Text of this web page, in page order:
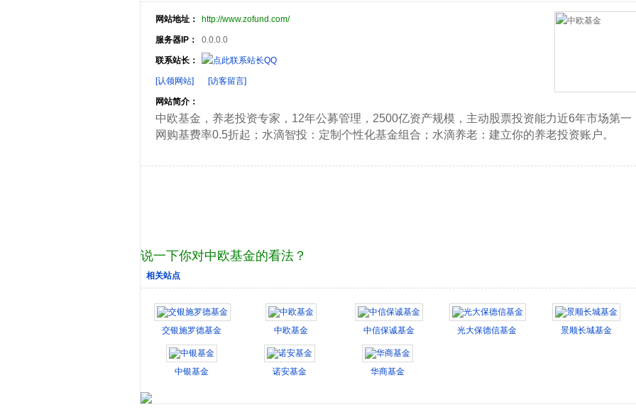
网站地址： http://www.zofund.com/
服务器IP： 0.0.0.0
联系站长：
[认领网站] [访客留言]
网站简介：
中欧基金，养老投资专家，12年公募管理，2500亿资产规模，主动股票投资能力近6年市场第一
网购基费率0.5折起；水滴智投：定制个性化基金组合；水滴养老：建立你的养老投资账户。
说一下你对中欧基金的看法？
相关站点
交银施罗德基金 中欧基金 中信保诚基金 光大保德信基金 景顺长城基金
中银基金 诺安基金 华商基金